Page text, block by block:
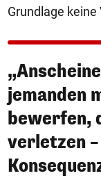
Grundlage
jemanden
bewerfen,
verletzen